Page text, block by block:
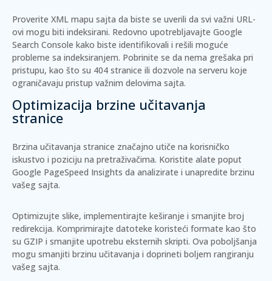
Proverite XML mapu sajta da biste se uverili da svi važni URL-
ovi mogu biti indeksirani. Redovno upotrebljavajte Google
Search Console kako biste identifikovali i rešili moguće
probleme sa indeksiranjem. Pobrinite se da nema grešaka pri
pristupu, kao što su 404 stranice ili dozvole na serveru koje
ograničavaju pristup važnim delovima sajta.
Optimizacija brzine učitavanja
stranice
Brzina učitavanja stranice značajno utiče na korisničko
iskustvo i poziciju na pretraživačima. Koristite alate poput
Google PageSpeed Insights da analizirate i unapredite brzinu
vašeg sajta.
Optimizujte slike, implementirajte keširanje i smanjite broj
redirekcija. Komprimirajte datoteke koristeći formate kao što
su GZIP i smanjite upotrebu eksternih skripti. Ova poboljšanja
mogu smanjiti brzinu učitavanja i doprineti boljem rangiranju
vašeg sajta.